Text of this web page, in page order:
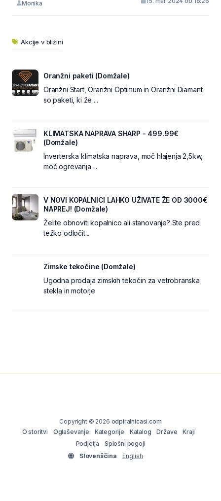
Monika
Akcije v bližini
Oranžni paketi (Domžale)
Oranžni Start, Oranžni Optimum in Oranžni Diamant
so paketi, ki že ...
KLIMATSKA NAPRAVA SHARP - 499.99€
(Domžale)
Inverterska klimatska naprava, moč hlajenja 2,5kw,
moč ogrevanja ...
V NOVI KOPALNICI LAHKO UŽIVATE ŽE OD 3000€
NAPREJ! (Domžale)
Želite obnoviti kopalnico ali stanovanje? Ste pred
težko odločit...
Zimske tekočine (Domžale)
Ugodna prodaja zimskih tekočin za vetrobranska
stekla in motorje
Copyright © 2026 odpiralnicasi.com
O storitvi
Oglaševanje Kategorije Katalog Države
Kraji
Podjetja
Splošni pogoji
Slovenščina
English